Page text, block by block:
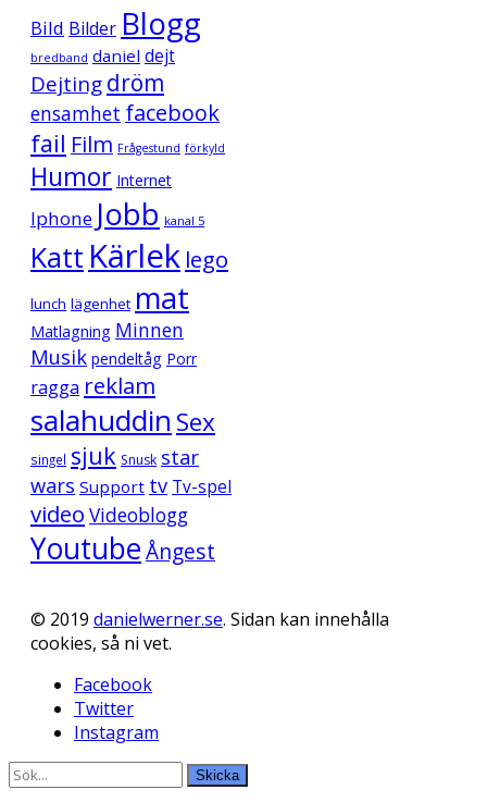
Bild Bilder Blogg
bredband daniel dejt
Dejtingdröm
ensamhet facebook
fail Film Frågestund förkyld
Humor Internet
Iphone Jobb kanal 5
Katt Kärlek lego
lunch lägenhet mat
Matlagning Minnen
Musik pendeltåg Porr
ragga reklam
salahuddin Sex
singel sjuk Snusk star
wars Support tv Tv-spel
video Videoblogg
YoutubeÅngest
© 2019 danielwerner.se. Sidan kan innehålla
cookies, så ni vet.
Facebook
Twitter
Instagram
Skicka